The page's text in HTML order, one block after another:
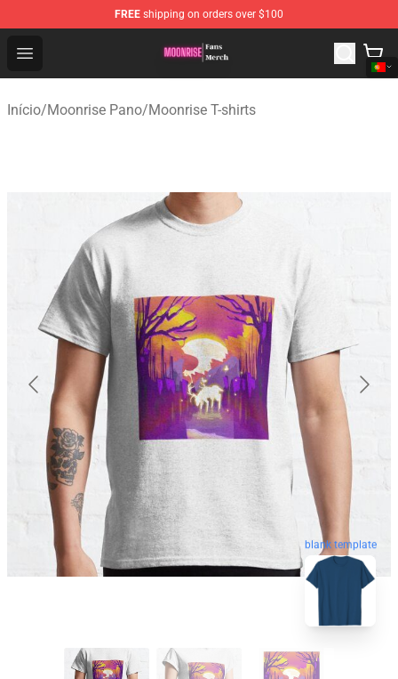
FREE shipping on orders over $100
Open menu
Moonrise Store - Official Moonrise Merchandise Shop
Início/Moonrise Pano/Moonrise T-shirts
blank template